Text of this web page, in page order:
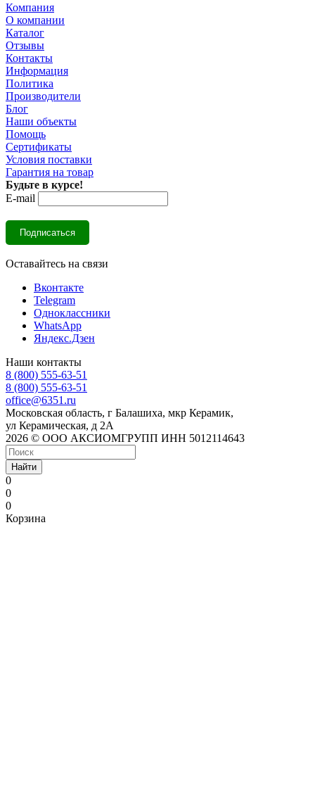
Компания
О компании
Каталог
Отзывы
Контакты
Информация
Политика
Производители
Блог
Наши объекты
Помощь
Сертификаты
Условия поставки
Гарантия на товар
Будьте в курсе!
E-mail
Оставайтесь на связи
Вконтакте
Telegram
Одноклассники
WhatsApp
Яндекс.Дзен
Наши контакты
8 (800) 555-63-51
8 (800) 555-63-51
office@6351.ru
Московская область, г Балашиха, мкр Керамик,
ул Керамическая, д 2А
2026 © ООО АКСИОМГРУПП ИНН 5012114643
Найти
0
0
0
Корзина